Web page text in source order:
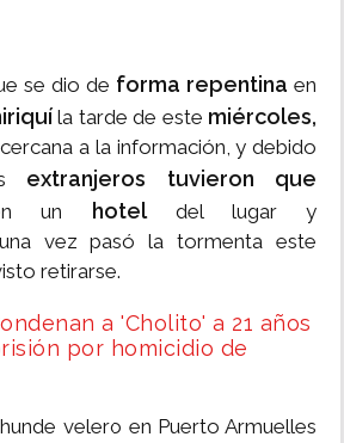
se dio de forma repentina en
la tarde de este miércoles,
a la información, y debido
extranjeros tuvieron que
un hoteldel lugar y
vez pasó la tormenta este
retirarse.
a 'Cholito' a 21 años
por homicidio de
velero en Puerto Armuelles